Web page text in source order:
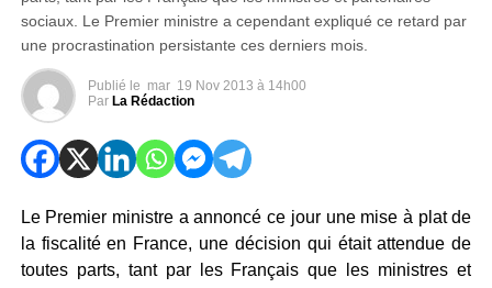
sociaux. Le Premier ministre a cependant expliqué ce retard par
une procrastination persistante ces derniers mois.
Publié le mar 19 Nov 2013 à 14h00
Par La Rédaction
Le Premier ministre a annoncé ce jour une mise à plat de
la fiscalité en France, une décision qui était attendue de
toutes parts, tant par les Français que les ministres et